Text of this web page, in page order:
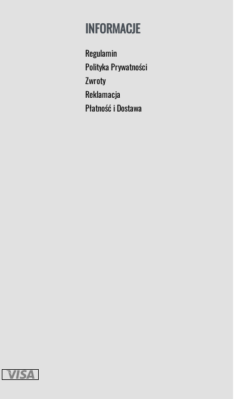
INFORMACJE
Regulamin
Polityka Prywatności
Zwroty
Reklamacja
Płatność i Dostawa